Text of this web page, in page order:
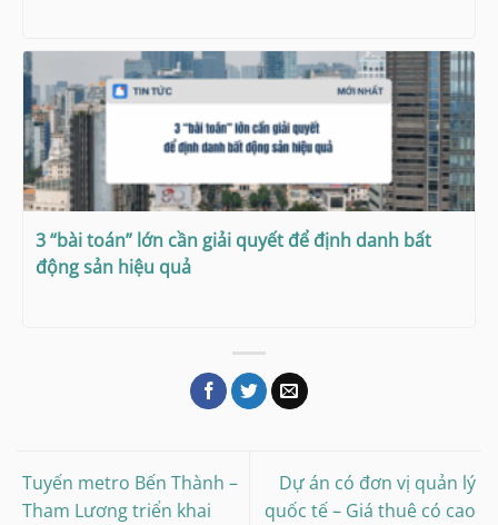
3 “bài toán” lớn cần giải quyết để định danh bất
động sản hiệu quả
Tuyến metro Bến Thành –
Tham Lương triển khai
Dự án có đơn vị quản lý
quốc tế – Giá thuê có cao